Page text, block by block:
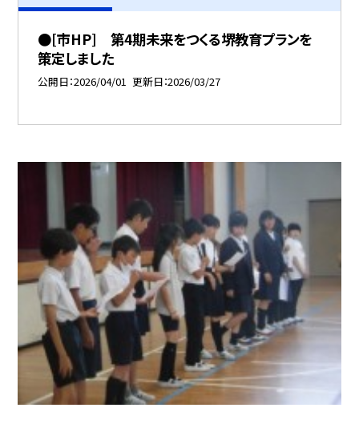
●[市HP] 第4期未来をつくる堺教育プランを
策定しました
公開日 2026/04/01 更新日 2026/03/27